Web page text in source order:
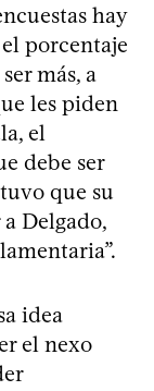
hay
el porcentaje
más, a
les piden
el
debe ser
que su
Delgado,
idea
el nexo